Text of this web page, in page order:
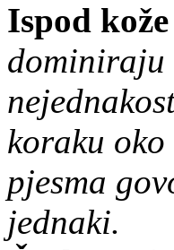
Ispod kože
dominiraju
koraku
pjesma
jednaki.